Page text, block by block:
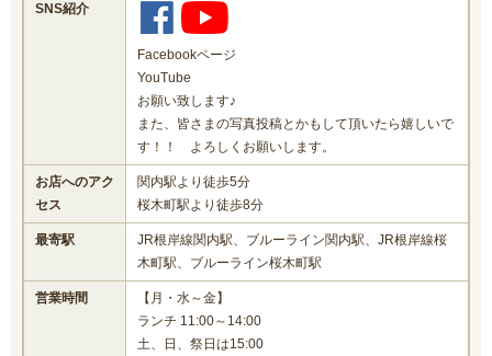
SNS紹介
Facebookページ
YouTube
お願い致します♪
また、皆さまの写真投稿とかもして頂いたら嬉しいで
す！！ よろしくお願いします。
お店へのアク
セス
関内駅より徒歩5分
桜木町駅より徒歩8分
最寄駅
JR根岸線関内駅、ブルーライン関内駅、JR根岸線桜
木町駅、ブルーライン桜木町駅
営業時間
【月・水～金】
ランチ 11:00～14:00
土、日、祭日は15:00